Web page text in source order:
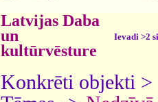
Latvijas Daba
un
kultūrvēsture
Ievadi >2
Konkrēti objekti >